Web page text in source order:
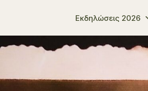
Εκδηλώσεις 2026